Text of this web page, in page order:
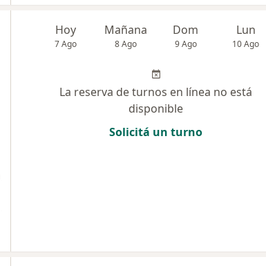
Hoy
7 Ago
Mañana
8 Ago
Dom
9 Ago
Lun
10 Ago
La reserva de turnos en línea no está
disponible
Solicitá un turno